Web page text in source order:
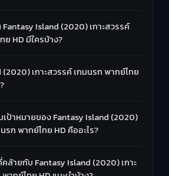
Island (2020) เกาะสวรรค์
ย HD มีใครบ้าง?
เกาะสวรรค์ เกมนรก พากย์ไทย
เป้าหมายของ Fantasy Island (2020)
รก พากย์ไทย HD คืออะไร?
ล้ายกับ Fantasy Island (2020) เกาะ